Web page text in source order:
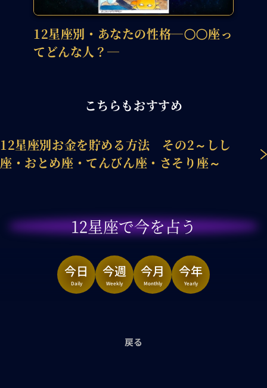
12星座別・あなたの性格―〇〇座っ
てどんな人？―
こちらもおすすめ
12星座別お金を貯める方法 その2～しし
座・おとめ座・てんびん座・さそり座～
12星座で今を占う
今日
Daily
今週
Weekly
今月
Monthly
今年
Yearly
戻る